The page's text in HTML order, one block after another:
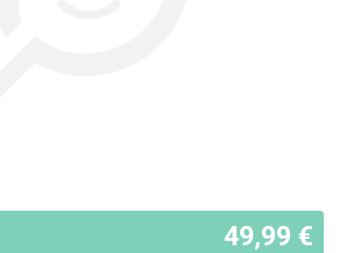
49,99 €